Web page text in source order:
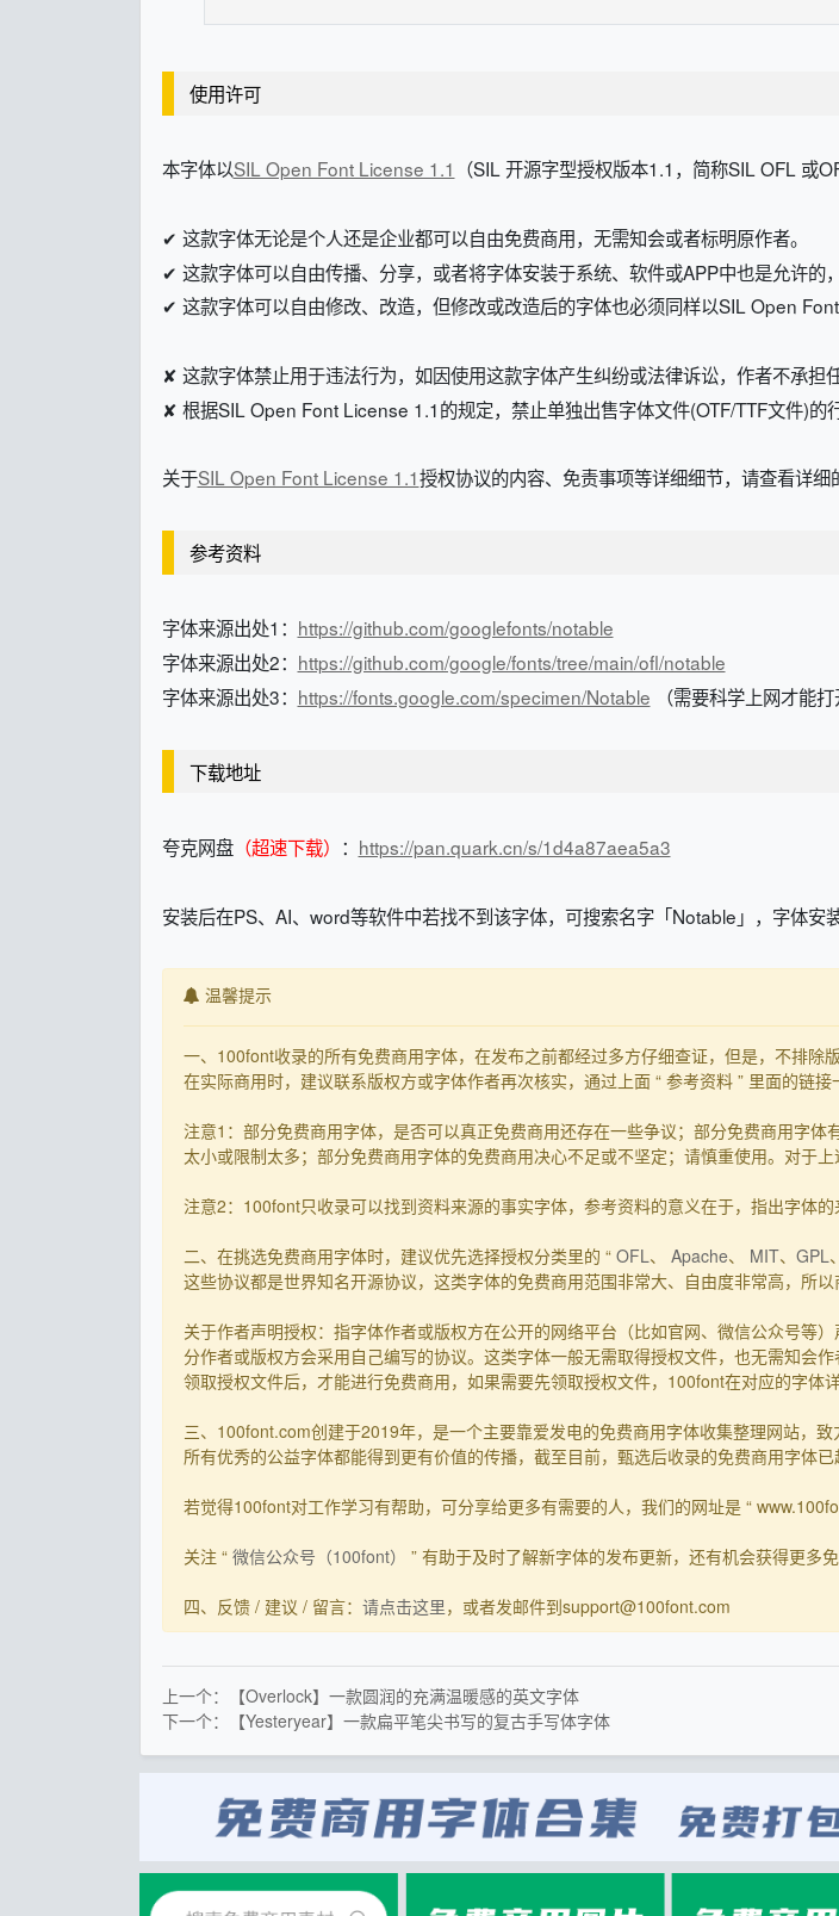
使用许可
本字体以SIL Open Font License 1.1 （SIL 开源字型授权版本1.1，简称SIL OFL 或
✔ 这款字体无论是个人还是企业都可以自由免费商用，无需知会或者标明原作者。
✔ 这款字体可以自由传播、分享，或者将字体安装于系统、软件或APP中也是允许的
✔ 这款字体可以自由修改、改造，但修改或改造后的字体也必须同样以SIL Open
✘ 这款字体禁止用于违法行为，如因使用这款字体产生纠纷或法律诉讼，作者不承担
✘ 根据SIL Open Font License 1.1的规定，禁止单独出售字体文件(OTF/TTF文件)的
关于SIL Open Font License 1.1授权协议的内容、免责事项等详细细节，请查看详细
参考资料
字体来源出处1： https://github.com/googlefonts/notable
字体来源出处2： https://github.com/google/fonts/tree/main/ofl/notable
字体来源出处3： https://fonts.google.com/specimen/Notable （需要科学上网才能打
下载地址
夸克网盘（超速下载） ： https://pan.quark.cn/s/1d4a87aea5a3
安装后在PS、AI、word等软件中若找不到该字体，可搜索名字「Notable」，字体安
温馨提示
一、100font收录的所有免费商用字体，在发布之前都经过多方仔细查证，但是，不排除
在实际商用时，建议联系版权方或字体作者再次核实，通过上面 “ 参考资料 ” 里面的链接
注意1：部分免费商用字体，是否可以真正免费商用还存在一些争议；部分免费商用字
太小或限制太多；部分免费商用字体的免费商用决心不足或不坚定；请慎重使用。对于
注意2：100font只收录可以找到资料来源的事实字体，参考资料的意义在于，指出字体
二、在挑选免费商用字体时，建议优先选择授权分类里的 “ OFL 、 Apache、 MIT、 GPL 、
这些协议都是世界知名开源协议，这类字体的免费商用范围非常大、自由度非常高，所
关于作者声明授权：指字体作者或版权方在公开的网络平台（比如官网、微信公众号等
分作者或版权方会采用自己编写的协议。这类字体一般无需取得授权文件，也无需知会
领取授权文件后，才能进行免费商用，如果需要先领取授权文件，100font在对应的字体
三、100font.com创建于2019年，是一个主要靠爱发电的免费商用字体收集整理网站，
所有优秀的公益字体都能得到更有价值的传播，截至目前，甄选后收录的免费商用字体
若觉得100font对工作学习有帮助，可分享给更多有需要的人，我们的网址是 “
关注 “ 微信公众号（100font） ” 有助于及时了解新字体的发布更新，还有机会获得更多
四、反馈 / 建议 / 留言： 请点击这里，或者发邮件到support@100font.com
上一个：【Overlock】一款圆润的充满温暖感的英文字体
下一个：【Yesteryear】一款扁平笔尖书写的复古手写体字体